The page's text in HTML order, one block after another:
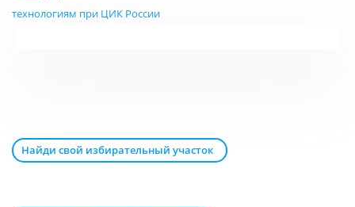
технологиям при ЦИК России
Найди свой избирательный участок